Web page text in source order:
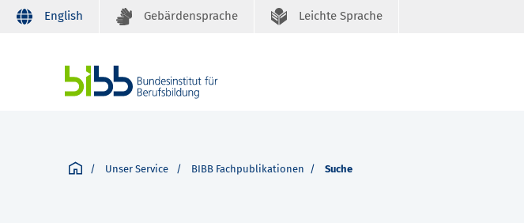
English Gebärdensprache Leichte Sprache
Unser Service BIBB Fachpublikationen Suche